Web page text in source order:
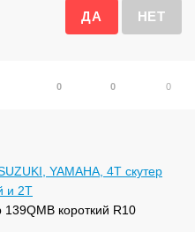
0
0 0
YAMAHA, 4Т скутер
и 2Т
короткий R10